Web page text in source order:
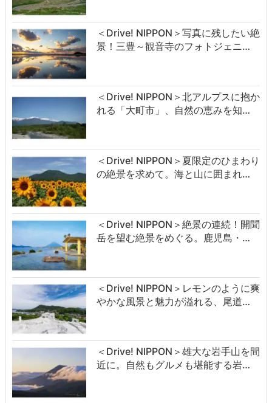
＜Drive! NIPPON＞写真に残したい絶
景！三豊～観音寺のフォトジェニ…
＜Drive! NIPPON＞北アルプスに抱か
れる「大町市」、自然の恵みを知…
＜Drive! NIPPON＞夏限定のひまわり
の絶景を求めて。海と山に囲まれ…
＜Drive! NIPPON＞絶景の連続！開聞
岳を望む絶景をめぐる。鹿児島・…
＜Drive! NIPPON＞レモンのように爽
やかな風景と魅力が溢れる、尾道…
＜Drive! NIPPON＞雄大な岩手山を間
近に。自然もグルメも堪能する岩…